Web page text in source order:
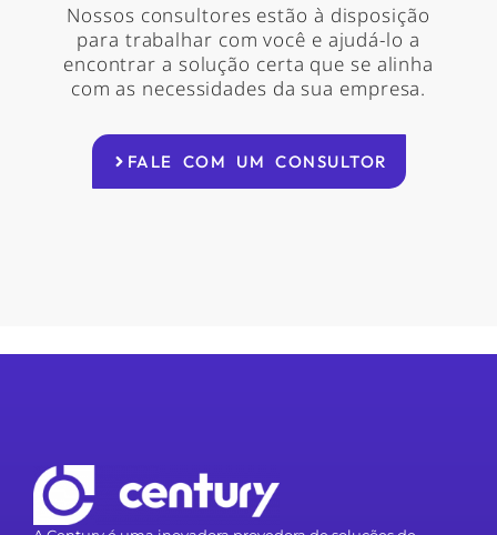
Nossos consultores estão à disposição
para trabalhar com você e ajudá-lo a
encontrar a solução certa que se alinha
com as necessidades da sua empresa.
FALE COM UM CONSULTOR